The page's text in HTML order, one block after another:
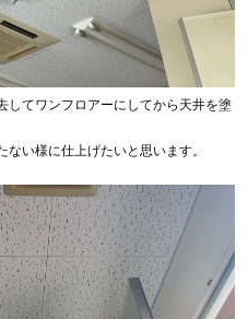
してワンフロアーにしてから天井を塗
い様に仕上げたいと思います。